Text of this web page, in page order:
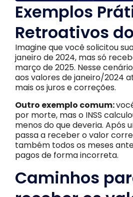
Exemplos
Retroativos do
Imagine que você solicitou
janeiro de 2024, mas só
março de 2025. Nesse
aos valores de janeiro/2024
mais os juros e correções.
Outro exemplo comum:
por morte, mas o INSS
menos do que deveria. Após
passa a receber o valor
também todos os meses
pagos de forma incorreta.
Caminhos